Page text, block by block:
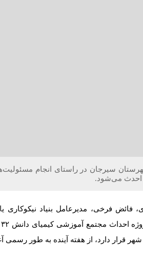
: مجتمع آموزشی کیمیای دانش 32 شهرستان سیرجان در راستای
احدث می‌شود.
فرخی، مدیرعامل بنیاد نیکوکاری
قرار دارد، از هفته آینده به طور رسمی